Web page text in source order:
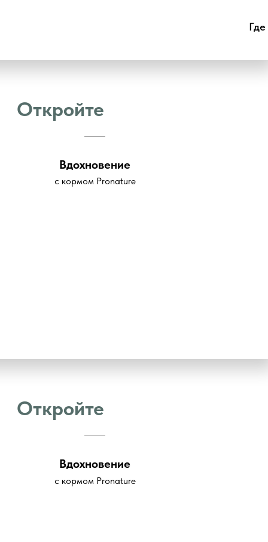
Где
Откройте
Вдохновение
с кормом Pronature
Откройте
Вдохновение
с кормом Pronature